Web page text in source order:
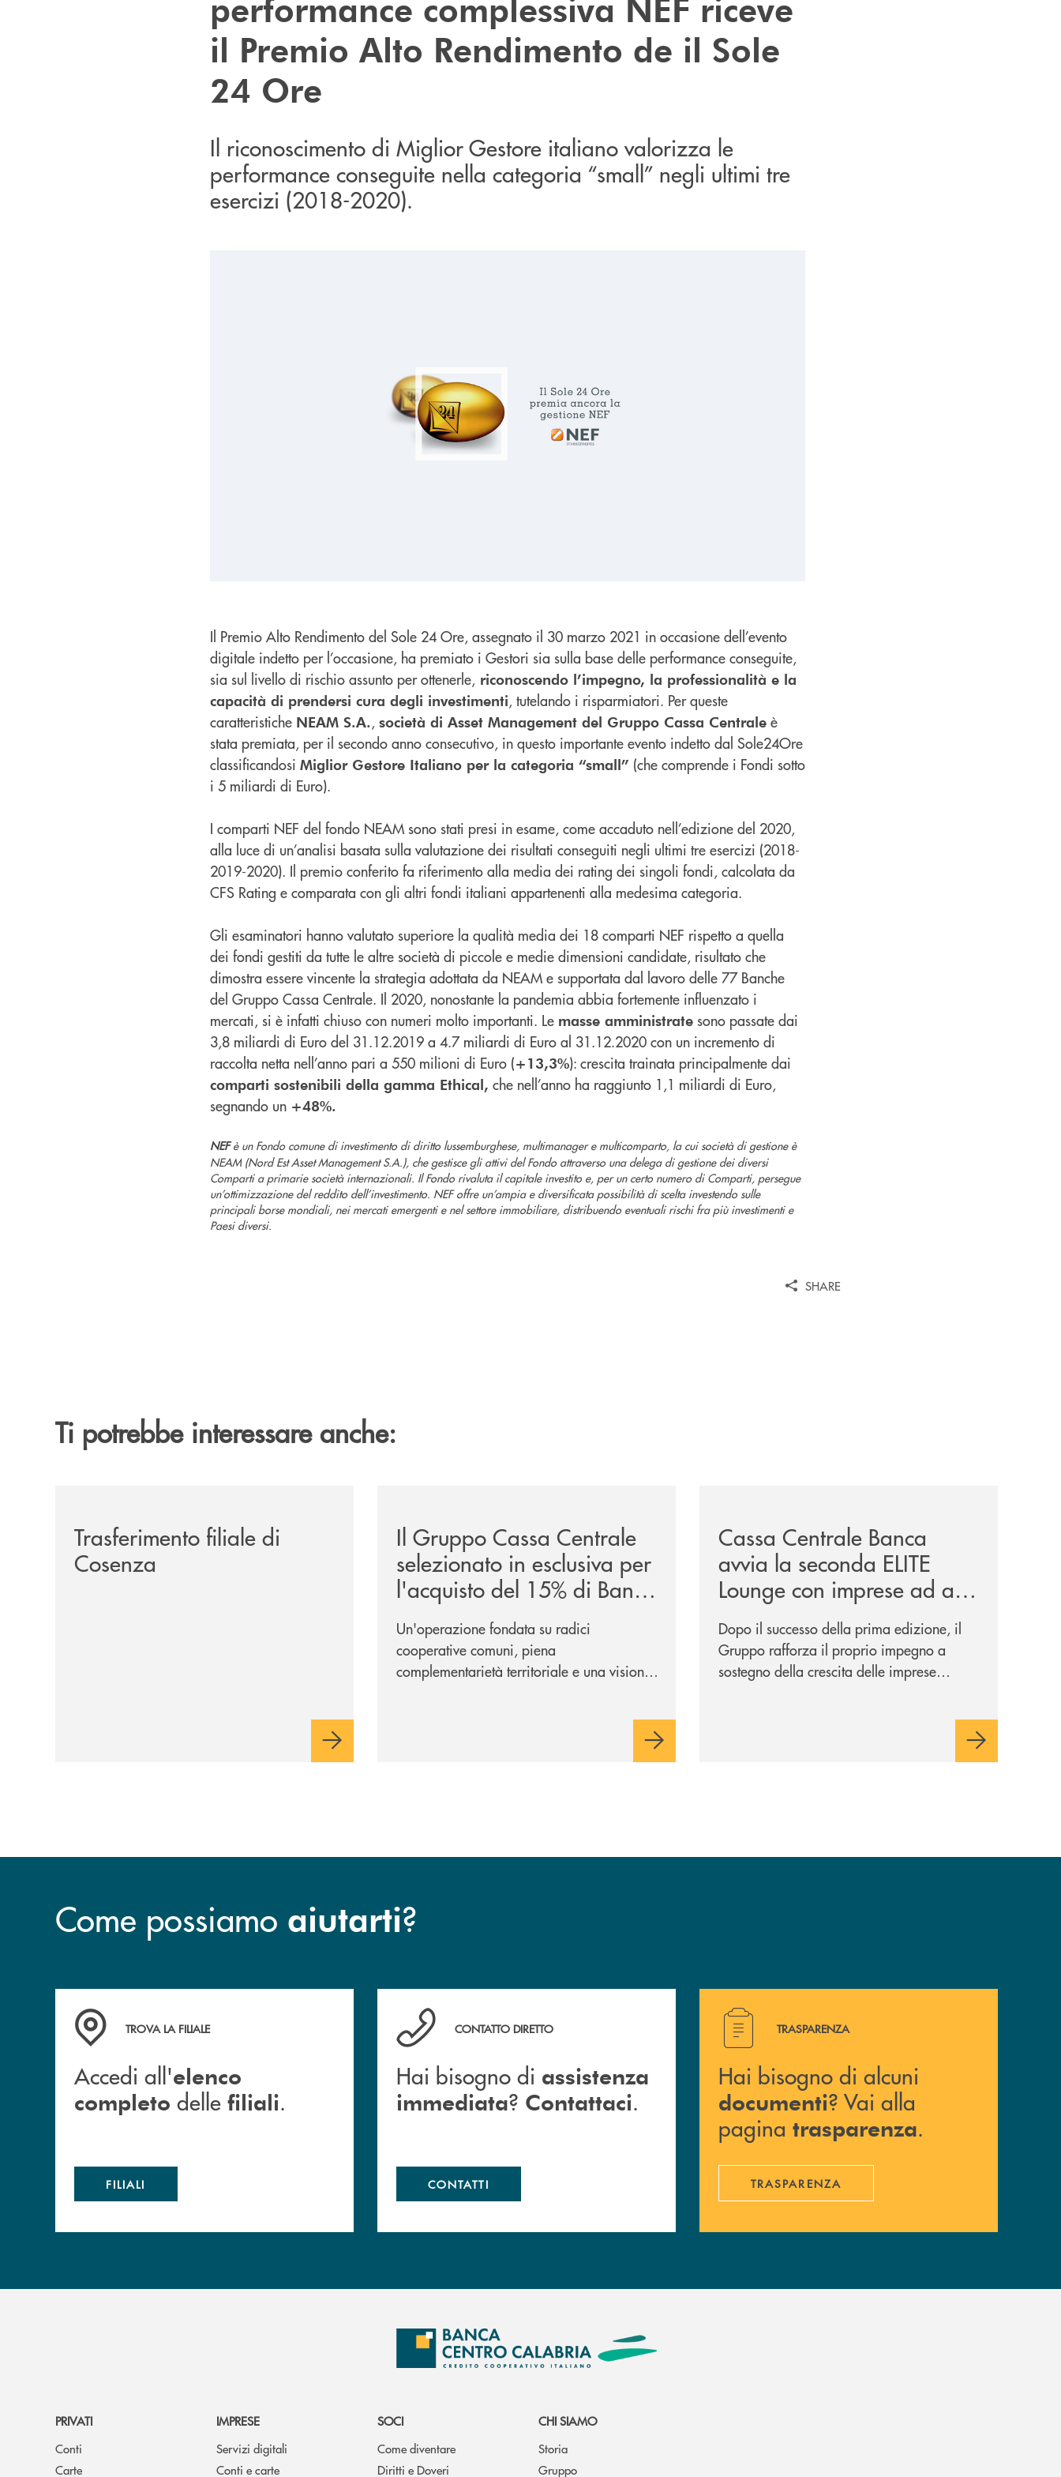
il Premio Alto Rendimento de il Sole
24 Ore
Il riconoscimento di Miglior Gestore italiano valorizza le
performance conseguite nella categoria “small” negli ultimi tre
esercizi (2018-2020).
Il Premio Alto Rendimento del Sole 24 Ore, assegnato il 30 marzo 2021 in occasione dell’evento
digitale indetto per l’occasione, ha premiato i Gestori sia sulla base delle performance conseguite,
sia sul livello di rischio assunto per ottenerle, riconoscendo l’impegno, la professionalità e la
capacità di prendersi cura degli investimenti, tutelando i risparmiatori. Per queste
caratteristiche NEAM S.A., società di Asset Management del Gruppo Cassa Centrale è
stata premiata, per il secondo anno consecutivo, in questo importante evento indetto dal Sole24Ore
classificandosi Miglior Gestore Italiano per la categoria “small” (che comprende i Fondi sotto
i 5 miliardi di Euro).
I comparti NEF del fondo NEAM sono stati presi in esame, come accaduto nell’edizione del 2020,
alla luce di un’analisi basata sulla valutazione dei risultati conseguiti negli ultimi tre esercizi (2018-
2019-2020). Il premio conferito fa riferimento alla media dei rating dei singoli fondi, calcolata da
CFS Rating e comparata con gli altri fondi italiani appartenenti alla medesima categoria.
Gli esaminatori hanno valutato superiore la qualità media dei 18 comparti NEF rispetto a quella
dei fondi gestiti da tutte le altre società di piccole e medie dimensioni candidate, risultato che
dimostra essere vincente la strategia adottata da NEAM e supportata dal lavoro delle 77 Banche
del Gruppo Cassa Centrale. Il 2020, nonostante la pandemia abbia fortemente influenzato i
mercati, si è infatti chiuso con numeri molto importanti. Le masse amministrate sono passate dai
3,8 miliardi di Euro del 31.12.2019 a 4.7 miliardi di Euro al 31.12.2020 con un incremento di
raccolta netta nell’anno pari a 550 milioni di Euro (+13,3%): crescita trainata principalmente dai
comparti sostenibili della gamma Ethical, che nell’anno ha raggiunto 1,1 miliardi di Euro,
segnando un +48%.
NEFè un Fondo comune di investimento di diritto lussemburghese, multimanager e multicomparto, la cui società di gestione è
NEAM (Nord Est Asset Management S.A.), che gestisce gli attivi del Fondo attraverso una delega di gestione dei diversi
Comparti a primarie società internazionali. Il Fondo rivaluta il capitale investito e, per un certo numero di Comparti, persegue
un’ottimizzazione del reddito dell’investimento. NEF offre un’ampia e diversificata possibilità di scelta investendo sulle
principali borse mondiali, nei mercati emergenti e nel settore immobiliare, distribuendo eventuali rischi fra più investimenti e
Paesi diversi.
SHARE
Ti potrebbe interessare anche:
Trasferimento filiale di
Cosenza
Il Gruppo Cassa Centrale
selezionato in esclusiva per
l'acquisto del 15% di Banca
Cambiano 1884
Un'operazione fondata su radici
cooperative comuni, piena
complementarietà territoriale e una visione
Cassa Centrale Banca
avvia la seconda ELITE
Lounge con imprese ad alto
potenziale
Dopo il successo della prima edizione, il
Gruppo rafforza il proprio impegno a
sostegno della crescita delle imprese
Come possiamo aiutarti?
Accedi all' elenco completo delle filiali .
TROVA LA FILIALE
Accedi all'elenco
completo delle filiali.
FILIALI
Hai bisogno di assistenza immediata ? Contattaci .
CONTATTO DIRETTO
Hai bisogno di assistenza
immediata? Contattaci.
CONTATTI
Hai bisogno di alcuni documenti ? Vai alla pagina
TRASPARENZA
Hai bisogno di alcuni
documenti? Vai alla
pagina trasparenza.
TRASPARENZA
PRIVATI
Conti
Carte
IMPRESE
Servizi digitali
Conti e carte
SOCI
Come diventare
Diritti e Doveri
CHI SIAMO
Storia
Gruppo